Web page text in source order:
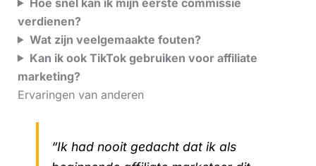
verdienen?
Wat zijn veelgemaakte fouten?
Kan ik ook TikTok gebruiken voor affiliate
marketing?
Ervaringen van anderen
“Ik had nooit gedacht dat ik als